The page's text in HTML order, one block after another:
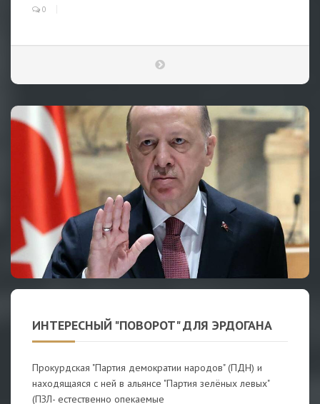
0
ИНТЕРЕСНЫЙ "ПОВОРОТ" ДЛЯ ЭРДОГАНА
Прокурдская "Партия демократии народов" (ПДН) и
находящаяся с ней в альянсе "Партия зелёных левых"
(ПЗЛ- естественно опекаемые